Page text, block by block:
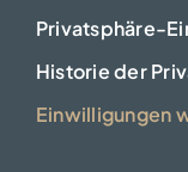
Privatsphäre-
Historie der
Einwilligungen